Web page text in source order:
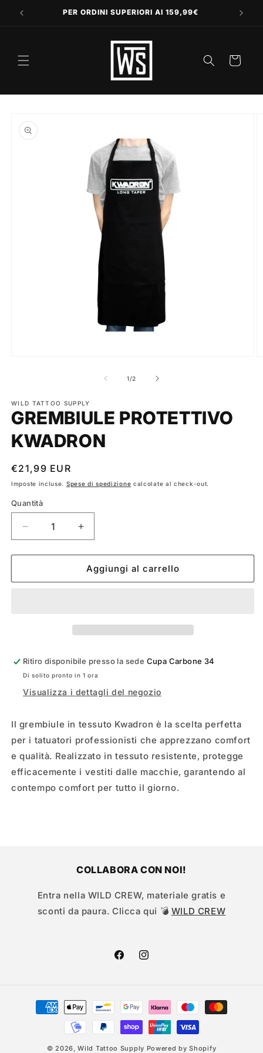
direttamentePER ORDINI SUPERIORI AI 159,99€
Carrello
informazioni
sul prodotto
finestra
modale
1/su
2
WILD TATTOO SUPPLY
GREMBIULE PROTETTIVO
KWADRON
Prezzo
di
€21,99 EUR
Imposte incluse. Spese di spedizione calcolate al check-out.
Quantità
Diminuisci
quantità
per
PROTETTIVO
Aumenta
quantità
per
GREMBIULE
PROTETTIVO
Aggiungi al carrello
Ritiro disponibile presso la sede Cupa Carbone 34
Di solito pronto in 1 ora
Visualizza i dettagli del negozio
Il grembiule in tessuto Kwadron è la scelta perfetta
per i tatuatori professionisti che apprezzano comfort
e qualità. Realizzato in tessuto resistente, protegge
efficacemente i vestiti dalle macchie, garantendo al
contempo comfort per tutto il giorno.
COLLABORA CON NOI!
Entra nella WILD CREW, materiale gratis e
sconti da paura. Clicca qui 💣 WILD CREW
FacebookInstagram
Metodi
pagamento
© 2026,Wild Tattoo Supply Powered by Shopify